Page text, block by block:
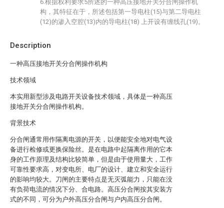
Description
一种高压接地开关分合闸操作机构
技术领域
本实用新型涉及电路开关设备技术领域，具体是一种高压
接地开关分合闸操作机构。
背景技术
分合闸通常用作隔离电源的开关，以便能安全地对电气设
备进行检修或更换保险丝。是在电路中起隔离作用的它本
身的工作原理及结构比较简单，但是由于使用量大，工作
可靠性要求高，对变电所、电厂的设计、建立和安全运行
的影响均较大。刀闸的主要特点是无灭弧能力，只能在没
有负荷电流的情况下分、合电路。高压分合闸按其安装方
式的不同，可分为户外高压分合闸与户内高压分合闸。
6.根据权利要求5所述的一种高压接地开关分合闸操作机
构，其特征在于，所述包括第一导电柱(15)与第二导电柱
(12)的渗入空腔(13)内的导电柱(18) 上开设有缠线孔(19)。